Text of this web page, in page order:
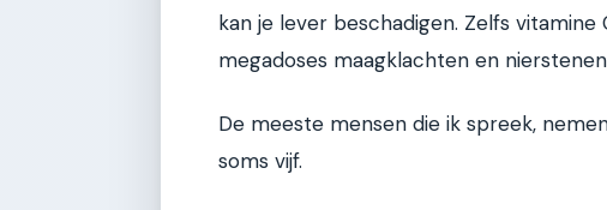
kan je lever beschadigen. Zelfs
megadoses maagklachten en
De meeste mensen die ik spreek,
soms vijf.